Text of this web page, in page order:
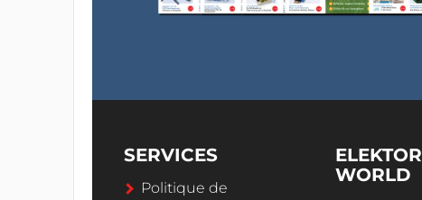
SERVICES
Politique de
ELEKTOR
WORLD